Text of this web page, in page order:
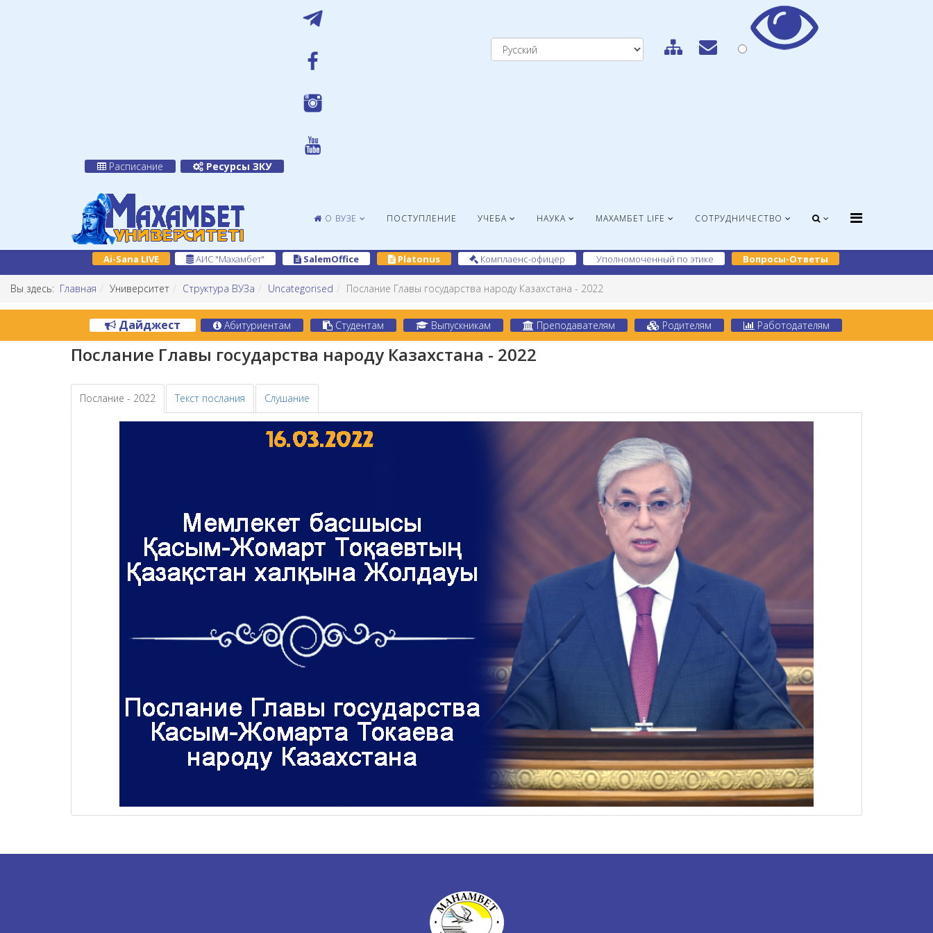
Расписание Ресурсы ЗКУ
О ВУЗЕ ПОСТУПЛЕНИЕ УЧЕБА НАУКА МАХАМБЕТ LIFE СОТРУДНИЧЕСТВО
Ai-Sana LIVE АИС "Махамбет" SalemOffice Platonus Комплаенс-офицер Уполномоченный по этике Вопросы-Ответы
Вы здесь: Главная Университет Структура ВУЗа Uncategorised Послание Главы государства народу Казахстана - 2022
Дайджест Абитуриентам Студентам Выпускникам Преподавателям Родителям Работодателям
Послание Главы государства народу Казахстана - 2022
Послание - 2022 Текст послания Слушание